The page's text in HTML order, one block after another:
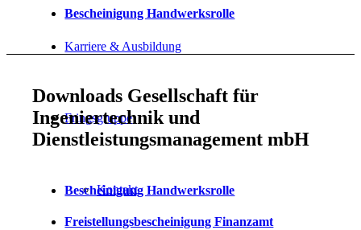
Karriere & Ausbildung
Fringsgruppe
Kontakt
Bescheinigung Handwerksrolle
Downloads Gesellschaft für
Ingeniertechnik und
Dienstleistungsmanagement mbH
Bescheinigung Handwerksrolle
Freistellungsbescheinigung Finanzamt